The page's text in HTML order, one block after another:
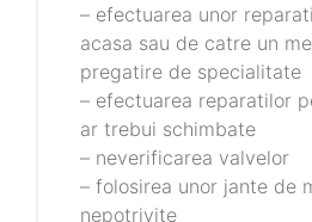
– efectuarea unor
acasa sau de catre un
pregatire de specialitate
– efectuarea reparatilor
ar trebui schimbate
– neverificarea valvelor
– folosirea unor jante de
nepotrivite